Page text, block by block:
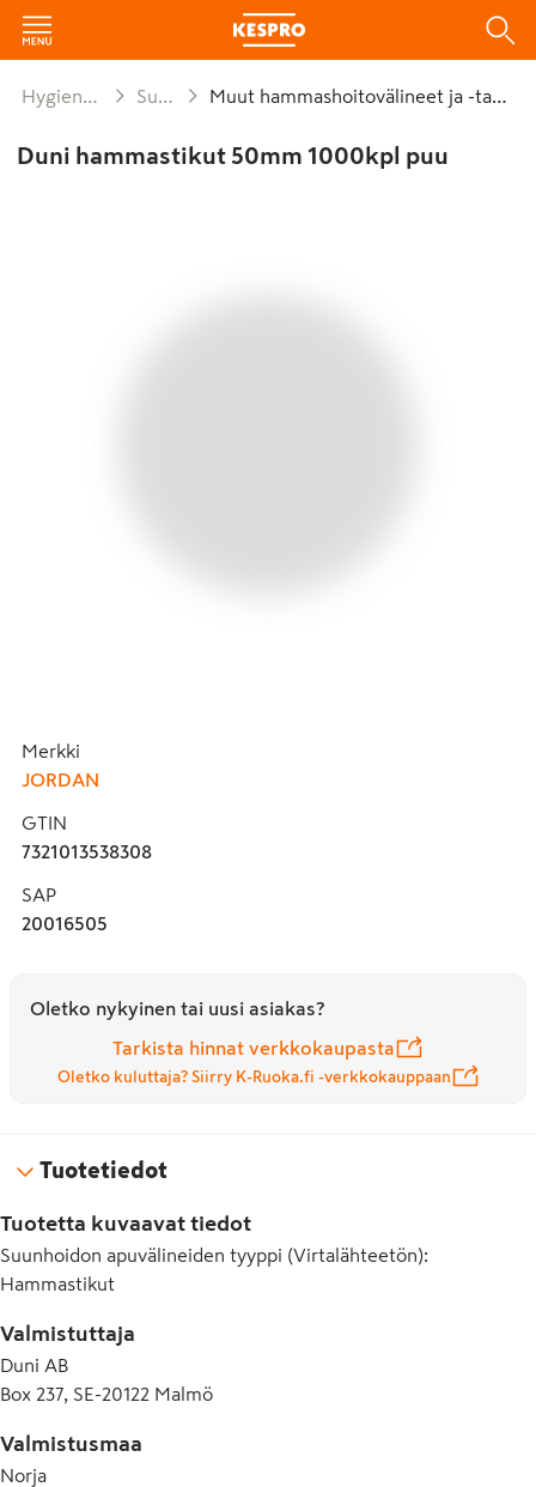
Hygienia ja siivous Suunhoito Muut hammashoitovälineet ja -tarvikkeet
Duni hammastikut 50mm 1000kpl puu
Merkki
JORDAN
GTIN
7321013538308
SAP
20016505
Oletko nykyinen tai uusi asiakas?
Tarkista hinnat verkkokaupasta
Oletko kuluttaja? Siirry K-Ruoka.fi -verkkokauppaan
Tuotetiedot
Tuotetta kuvaavat tiedot
Suunhoidon apuvälineiden tyyppi (Virtalähteetön):
Hammastikut
Valmistuttaja
Duni AB
Box 237, SE-20122 Malmö
Valmistusmaa
Norja